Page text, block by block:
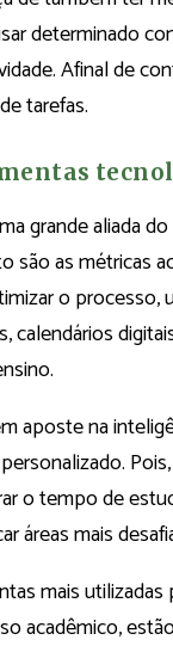
determinado
Afinal de
tarefas.
grande aliada
são as métricas
o processo,
calendários
aposte na
o tempo de
áreas mais
mais utilizadas
acadêmico,